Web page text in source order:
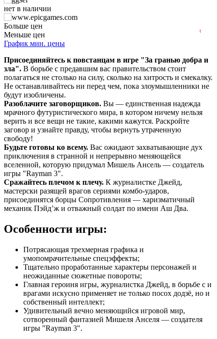
нет в наличии
нет в наличии
нет в наличии
нет в наличии
нет в наличии
нет в наличии
Больше цен
Меньше цен
t
График мин. цены
Присоединяйтесь к повстанцам в игре "За гранью добра и
зла". В борьбе с предавшим вас правительством стоит
полагаться не столько на силу, сколько на хитрость и смекалку.
Не останавливайтесь ни перед чем, пока злоумышленники не
будут изобличены.
Разоблачите заговорщиков. Вы — единственная надежда
мрачного футуристического мира, в котором ничему нельзя
верить и все вещи не такие, какими кажутся. Раскройте
заговор и узнайте правду, чтобы вернуть утраченную
свободу!
Будьте готовы ко всему. Вас ожидают захватывающие дух
приключения в странной и непрерывно меняющейся
вселенной, которую придумал Мишель Ансель — создатель
игры "Rayman 3".
Сражайтесь плечом к плечу. К журналистке Джейд,
мастерски разящей врагов сериями комбо-ударов,
присоединятся борцы Сопротивления — харизматичный
механик Пэйд’ж и отважный солдат по имени Аш Два.
Особенности игры:
Потрясающая трехмерная графика и
умопомрачительные спецэффекты;
Тщательно проработанные характеры персонажей и
неожиданные сюжетные повороты;
Главная героиня игры, журналистка Джейд, в борьбе с и
врагами искусно применяет не только посох додзё, но и
собственный интеллект;
Удивительный вечно меняющийся игровой мир,
сотворенный фантазией Мишеля Анселя — создателя
игры "Rayman 3".